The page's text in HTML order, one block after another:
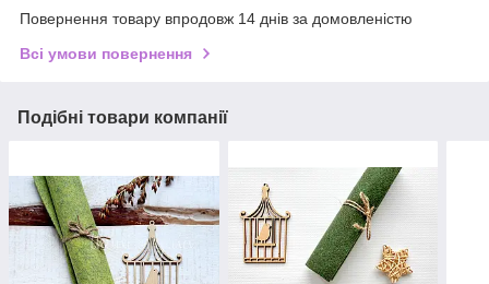
Повернення товару впродовж 14 днів за домовленістю
Всі умови повернення
Подібні товари компанії